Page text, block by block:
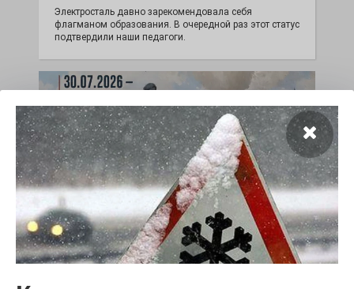
Электросталь давно зарекомендовала себя
флагманом образования. В очередной раз этот статус
подтвердили наши педагоги.
Чувство Родины — одно на
всех